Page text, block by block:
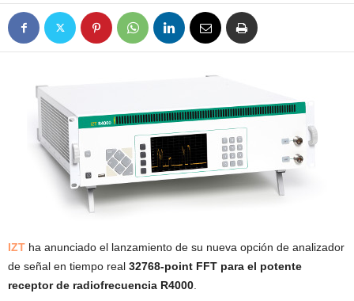
IZT ha anunciado el lanzamiento de su nueva opción de analizador
de señal en tiempo real 32768-point FFT para el potente
receptor de radiofrecuencia R4000